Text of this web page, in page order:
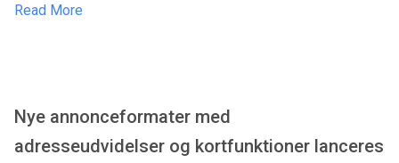
Read More
Nye annonceformater med
adresseudvidelser og kortfunktioner lanceres